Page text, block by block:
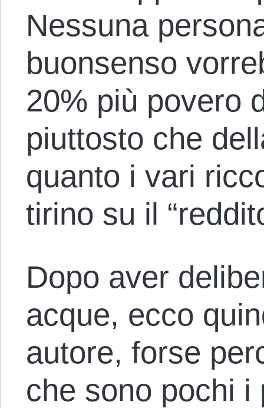
Nessuna
buonsenso
20% più povero
piuttosto che
quanto i vari
tirino su il
Dopo aver
acque, ecco
autore, forse
che sono pochi i